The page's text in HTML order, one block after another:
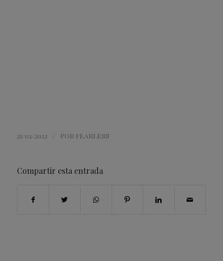
21/02/2023 POR FEARLESS
Compartir esta entrada